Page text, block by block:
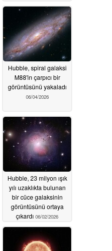
Hubble, spiral galaksi
M88'in çarpıcı bir
görüntüsünü yakaladı
06/04/2026
Hubble, 23 milyon ışık
yılı uzaklıkta bulunan
bir cüce galaksinin
görüntüsünü ortaya
çıkardı 06/02/2026